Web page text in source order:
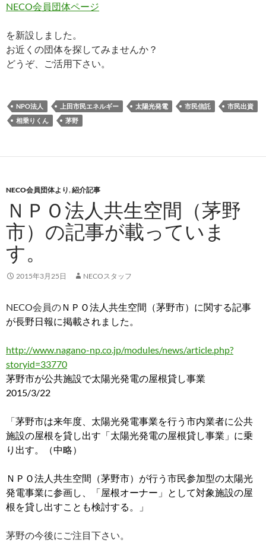
NECO会員団体ページ
を新設しました。
お近くの団体を探してみませんか？
どうぞ、ご活用下さい。
NPO法人 上田市民エネルギー 太陽光発電 市民信託
市民出資
相乗りくん
茅野
NECO会員団体より,紹介記事
ＮＰＯ法人共生空間（茅野
市）の記事が載っていま
す。
2015年3月25日 NECOスタッフ
NECO会員の ＮＰＯ法人共生空間（茅野市）に関する記事
が長野日報に掲載されました。
http://www.nagano-np.co.jp/modules/news/article.php?
storyid=33770
茅野市が公共施設で太陽光発電の屋根貸し事業
2015/3/22
「茅野市は来年度、太陽光発電事業を行う市内業者に公共
施設の屋根を貸し出す「太陽光発電の屋根貸し事業」に乗
り出す。（中略）
ＮＰＯ法人共生空間（茅野市）が行う市民参加型の太陽光
発電事業に参画し、「屋根オーナー」として対象施設の屋
根を貸し出すことも検討する。」
茅野の今後にご注目下さい。